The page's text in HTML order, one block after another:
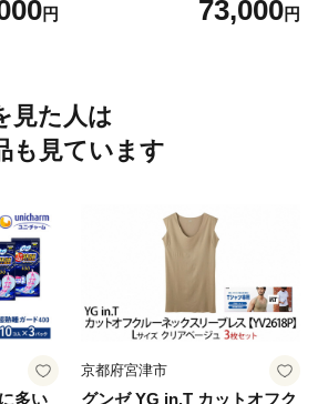
円 73,000円
見た人は
も見ています
多い
京都府宮津市
グンゼ YG in.T カットオフク